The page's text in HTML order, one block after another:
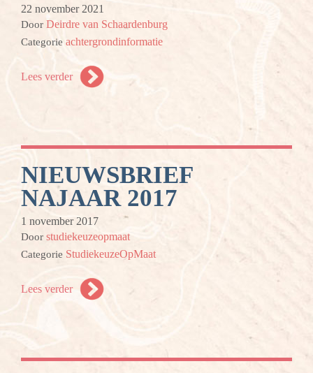
22 november 2021
Door Deirdre van Schaardenburg
Categorie achtergrondinformatie
Lees verder
NIEUWSBRIEF
NAJAAR 2017
1 november 2017
Door studiekeuzeopmaat
Categorie StudiekeuzeOpMaat
Lees verder